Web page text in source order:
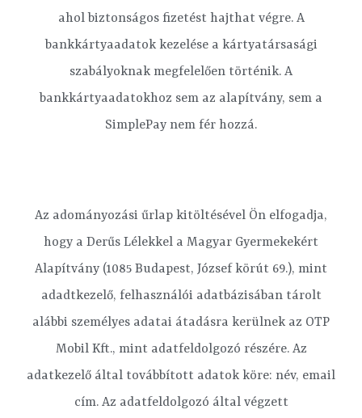
ahol biztonságos fizetést hajthat végre. A
bankkártyaadatok kezelése a kártyatársasági
szabályoknak megfelelően történik. A
bankkártyaadatokhoz sem az alapítvány, sem a
SimplePay nem fér hozzá.
Az adományozási űrlap kitöltésével Ön elfogadja,
hogy a Derűs Lélekkel a Magyar Gyermekekért
Alapítvány (1085 Budapest, József körút 69.), mint
adadtkezelő, felhasználói adatbázisában tárolt
alábbi személyes adatai átadásra kerülnek az OTP
Mobil Kft., mint adatfeldolgozó részére. Az
adatkezelő által továbbított adatok köre: név, email
cím. Az adatfeldolgozó által végzett